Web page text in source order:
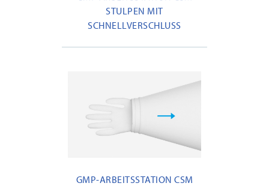
STULPEN MIT
SCHNELLVERSCHLUSS
GMP-ARBEITSSTATION CSM